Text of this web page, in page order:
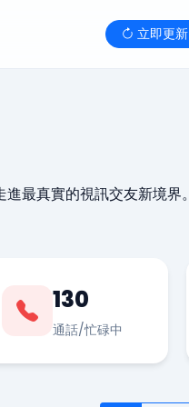
立即更新
最真實的視訊交友新境界。
130
通話/忙碌中